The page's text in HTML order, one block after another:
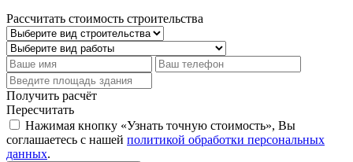
Рассчитать стоимость строительства
Получить расчёт
Пересчитать
Нажимая кнопку «Узнать точную стоимость», Вы
соглашаетесь с нашей политикой обработки персональных
данных.